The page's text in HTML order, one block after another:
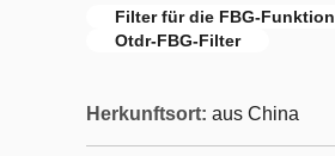
Filter für die FBG-Funktion
Otdr-FBG-Filter
Herkunftsort: aus China